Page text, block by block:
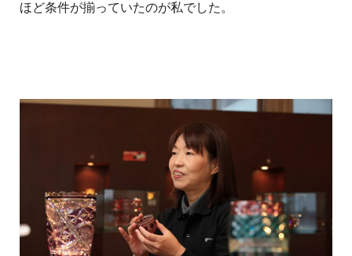
ほど条件が揃っていたのが私でした。